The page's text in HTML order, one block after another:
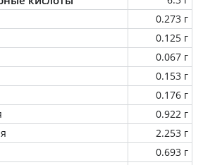
0.273 г
0.125 г
0.067 г
0.153 г
0.176 г
0.922 г
2.253 г
0.693 г